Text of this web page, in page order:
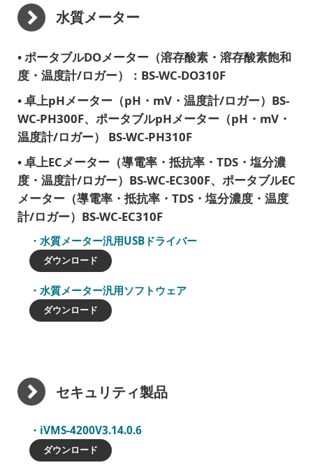
水質メーター
ポータブルDOメーター（溶存酸素・溶存酸素飽和
度・温度計/ロガー）：BS-WC-DO310F
卓上pHメーター（pH・mV・温度計/ロガー）BS-
WC-PH300F、ポータブルpHメーター（pH・mV・
温度計/ロガー） BS-WC-PH310F
卓上ECメーター（導電率・抵抗率・TDS・塩分濃
度・温度計/ロガー）BS-WC-EC300F、ポータブルEC
メーター（導電率・抵抗率・TDS・塩分濃度・温度
計/ロガー）BS-WC-EC310F
水質メーター汎用USBドライバー
ダウンロード
水質メーター汎用ソフトウェア
ダウンロード
セキュリティ製品
iVMS-4200V3.14.0.6
ダウンロード